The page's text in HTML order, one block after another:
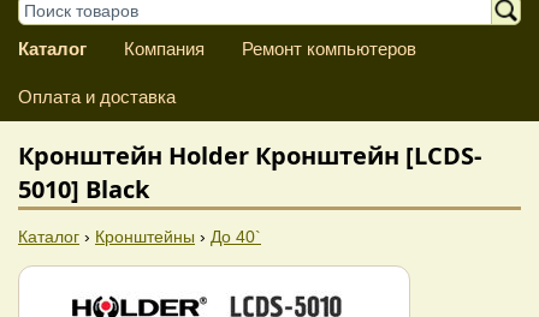
Каталог Компания Ремонт компьютеров
Оплата и доставка
Кронштейн Holder Кронштейн [LCDS-
5010] Black
Каталог › Кронштейны › До 40`